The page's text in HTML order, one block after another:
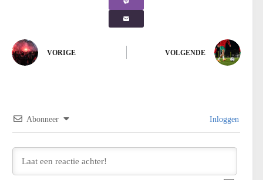
VORIGE VOLGENDE
Abonneer Inloggen